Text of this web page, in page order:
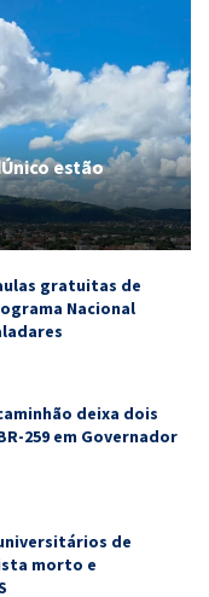
estão
gratuitas de
Nacional
deixa dois
259 em Governador
de
morto e